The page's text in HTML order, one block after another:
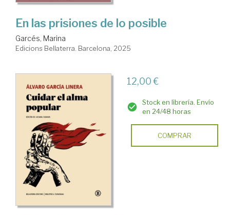
En las prisiones de lo posible
Garcés, Marina
Edicions Bellaterra. Barcelona, 2025
12,00 €
Stock en librería. Envío
en 24/48 horas
COMPRAR